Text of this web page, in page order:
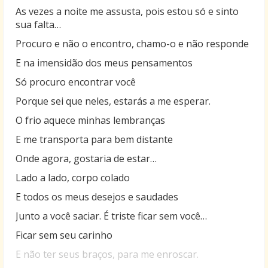
As vezes a noite me assusta, pois estou só e sinto
sua falta…
Procuro e não o encontro, chamo-o e não responde
E na imensidão dos meus pensamentos
Só procuro encontrar você
Porque sei que neles, estarás a me esperar.
O frio aquece minhas lembranças
E me transporta para bem distante
Onde agora, gostaria de estar…
Lado a lado, corpo colado
E todos os meus desejos e saudades
Junto a você saciar. É triste ficar sem você…
Ficar sem seu carinho
E não ter seus braços, para me enroscar.